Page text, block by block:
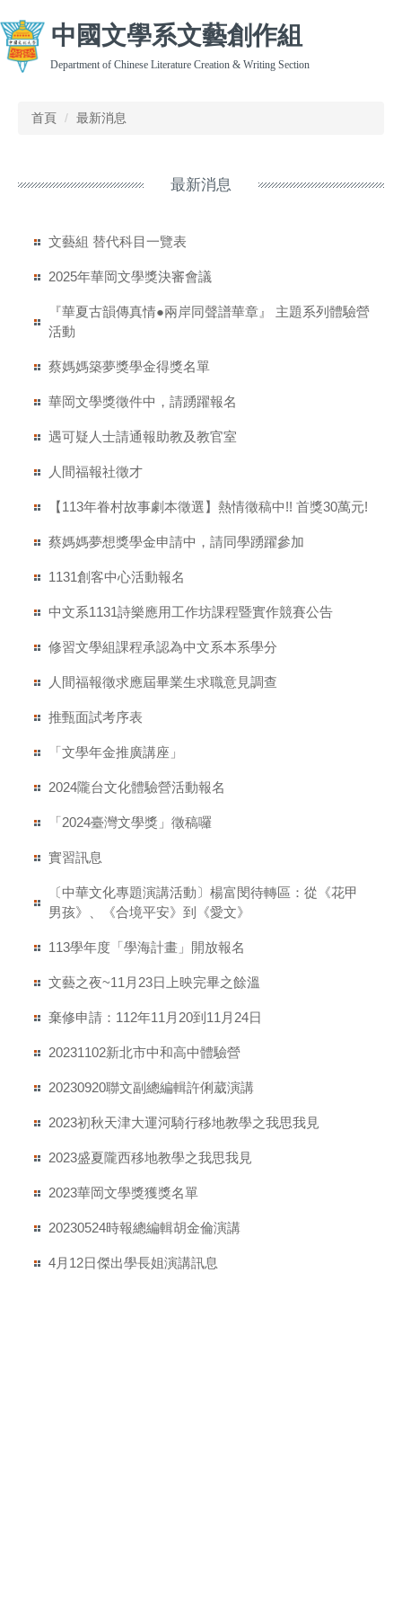
到
主
要
中國文學系文藝創作組
Department of Chinese Literature Creation & Writing Section
首頁 最新消息
最新消息
文藝組 替代科目一覽表
2025年華岡文學獎決審會議
『華夏古韻傳真情●兩岸同聲譜華章』 主題系列體驗營
活動
蔡媽媽築夢獎學金得獎名單
華岡文學獎徵件中，請踴躍報名
遇可疑人士請通報助教及教官室
人間福報社徵才
【113年眷村故事劇本徵選】熱情徵稿中!! 首獎30萬元!
蔡媽媽夢想獎學金申請中，請同學踴躍參加
1131創客中心活動報名
中文系1131詩樂應用工作坊課程暨實作競賽公告
修習文學組課程承認為中文系本系學分
人間福報徵求應屆畢業生求職意見調查
推甄面試考序表
「文學年金推廣講座」
2024隴台文化體驗營活動報名
「2024臺灣文學獎」徵稿囉
實習訊息
〔中華文化專題演講活動〕楊富閔待轉區：從《花甲
男孩》、《合境平安》到《愛文》
113學年度「學海計畫」開放報名
文藝之夜~11月23日上映完畢之餘溫
棄修申請：112年11月20到11月24日
20231102新北市中和高中體驗營
20230920聯文副總編輯許俐葳演講
2023初秋天津大運河騎行移地教學之我思我見
2023盛夏隴西移地教學之我思我見
2023華岡文學獎獲獎名單
20230524時報總編輯胡金倫演講
4月12日傑出學長姐演講訊息